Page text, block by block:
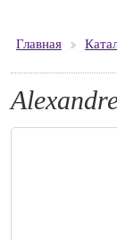
Главная